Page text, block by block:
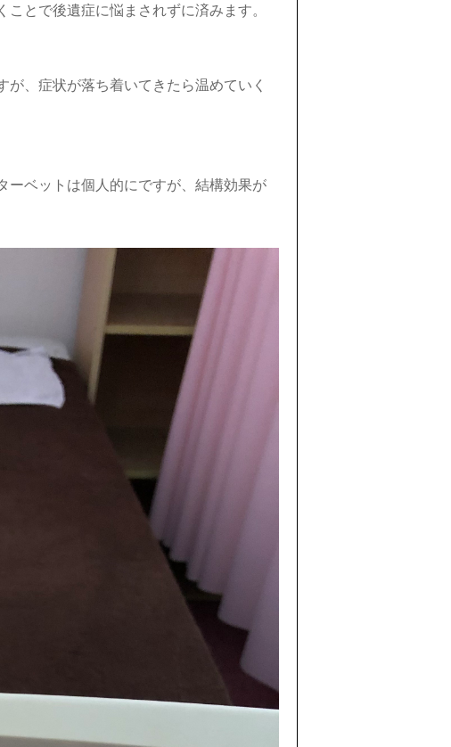
とで後遺症に悩まされずに済みます。
、症状が落ち着いてきたら温めていく
ーベットは個人的にですが、結構効果が